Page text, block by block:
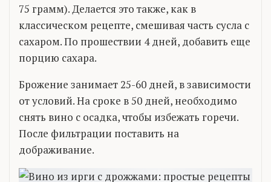
75 грамм). Делается это также, как в
классическом рецепте, смешивая часть сусла с
сахаром. По прошествии 4 дней, добавить еще
порцию сахара.
Брожение занимает 25-60 дней, в зависимости
от условий. На сроке в 50 дней, необходимо
снять вино с осадка, чтобы избежать горечи.
После фильтрации поставить на
дображивание.